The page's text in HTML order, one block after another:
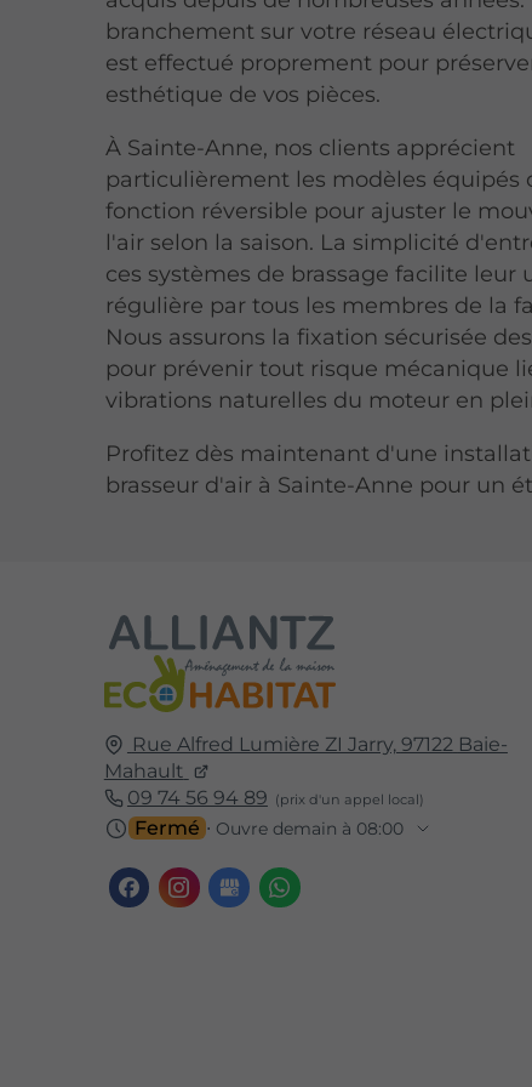
branchement sur votre réseau
est effectué proprement pour
esthétique de vos pièces.
À Sainte-Anne, nos clients apprécient
particulièrement les modèles équipés
fonction réversible pour ajuster le
l'air selon la saison. La simplicité
ces systèmes de brassage facilite leur
régulière par tous les membres de la
Nous assurons la fixation sécurisée
pour prévenir tout risque mécanique
vibrations naturelles du moteur en
Profitez dès maintenant d'une
brasseur d'air à Sainte-Anne pour un
Rue Alfred Lumière ZI Jarry, 97122 Baie-
Mahault
09 74 56 94 89
Fermé ⋅ Ouvre demain à 08:00